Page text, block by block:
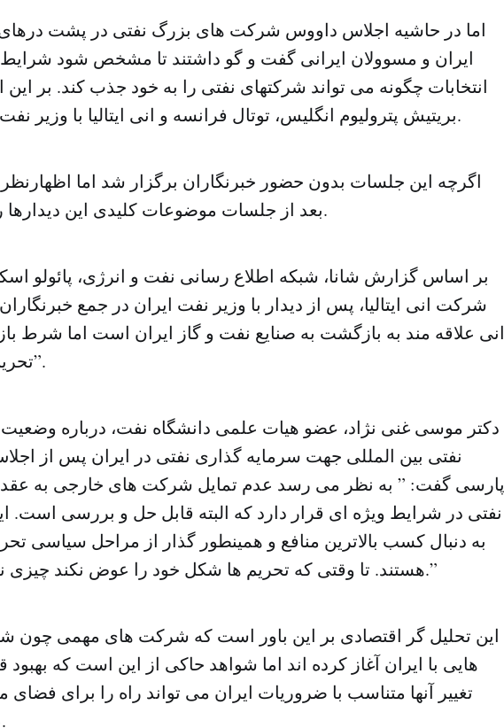
اما در حاشیه اجلاس داووس شرکت ‌های بزرگ نفتی در پشت درهای
ایران و مسوولان ایرانی گفت و گو داشتند تا مشخص شود شرایط
انتخابات چگونه می تواند شرکتهای نفتی را به خود جذب کند. بر
بریتیش پترولیوم انگلیس، توتال فرانسه و انی ایتالیا با وزیر نفت ایران دیدار کردند.
اگرچه این جلسات بدون حضور خبرنگاران برگزار شد اما
بعد از جلسات موضوعات کلیدی این دیدارها را مشخص می کند.
بر اساس گزارش شانا، شبکه اطلاع رسانی نفت و انرژی، پائولو
شرکت انی ایتالیا، پس از دیدار با وزیر نفت ایران در جمع
انی علاقه ‌مند به بازگشت به صنایع نفت و گاز ایران است اما شرط
تحریم علیه ایران است”.
دکتر موسی غنی نژاد، عضو هیات علمی دانشگاه نفت، درباره
نفتی بین المللی جهت سرمایه گذاری نفتی در ایران پس از
پارسی گفت: ” به نظر می رسد عدم تمایل شرکت ‌های خارجی به عقد
نفتی در شرایط ویژه ای قرار دارد که البته قابل حل و بررسی
به دنبال کسب بالاترین منافع و همینطور گذار از مراحل سیاسی
هستند. تا وقتی که تحریم ها شکل خود را عوض نکند چیزی نیز عوض نمی شود.”
این تحلیل گر اقتصادی بر این باور است که شرکت‌ های مهمی چون
هایی با ایران آغاز کرده اند اما شواهد حاکی از این است که بهبود
تغییر آنها متناسب با ضروریات ایران می تواند راه را برای
عرصه نفت باز کند.